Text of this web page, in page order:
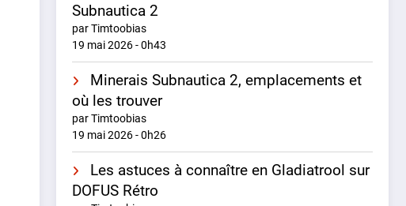
Subnautica 2
par Timtoobias
19 mai 2026 - 0h43
Minerais Subnautica 2, emplacements et
où les trouver
par Timtoobias
19 mai 2026 - 0h26
Les astuces à connaître en Gladiatrool sur
DOFUS Rétro